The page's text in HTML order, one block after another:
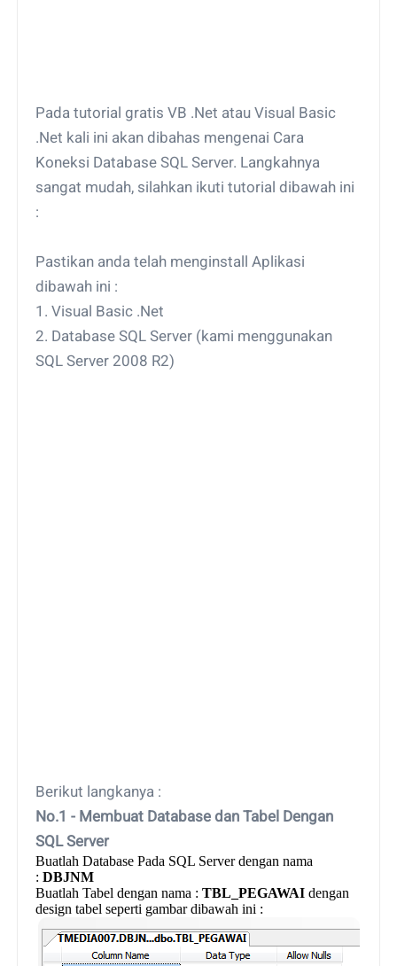
Pada tutorial gratis VB .Net atau Visual Basic
.Net kali ini akan dibahas mengenai Cara
Koneksi Database SQL Server. Langkahnya
sangat mudah, silahkan ikuti tutorial dibawah ini
:
Pastikan anda telah menginstall Aplikasi
dibawah ini :
1. Visual Basic .Net
2. Database SQL Server (kami menggunakan
SQL Server 2008 R2)
Berikut langkanya :
No.1 - Membuat Database dan Tabel Dengan
SQL Server
Buatlah Database Pada SQL Server dengan nama
: DBJNM
Buatlah Tabel dengan nama : TBL_PEGAWAI dengan
design tabel seperti gambar dibawah ini :